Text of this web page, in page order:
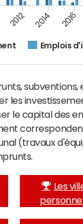
Emplois
2012 2014 2016
les
le capital des
(travaux
Les